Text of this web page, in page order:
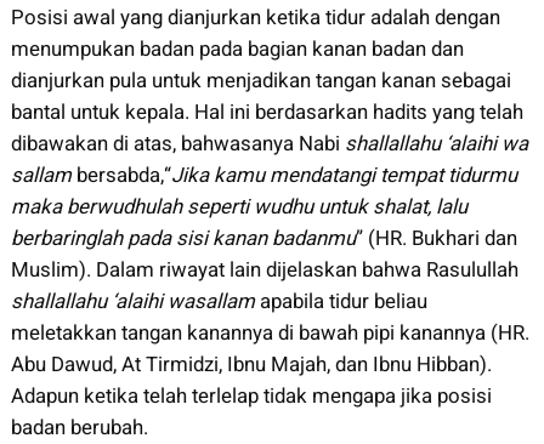
Posisi awal yang dianjurkan ketika tidur adalah dengan
menumpukan badan pada bagian kanan badan dan
dianjurkan pula untuk menjadikan tangan kanan sebagai
bantal untuk kepala. Hal ini berdasarkan hadits yang telah
dibawakan di atas, bahwasanya Nabi shallallahu ‘alaihi wa
sallambersabda,“Jika kamu mendatangi tempat tidurmu
maka berwudhulah seperti wudhu untuk shalat, lalu
berbaringlah pada sisi kanan badanmu” (HR. Bukhari dan
Muslim). Dalam riwayat lain dijelaskan bahwa Rasulullah
shallallahu ‘alaihi wasallamapabila tidur beliau
meletakkan tangan kanannya di bawah pipi kanannya (HR.
Abu Dawud, At Tirmidzi, Ibnu Majah, dan Ibnu Hibban).
Adapun ketika telah terlelap tidak mengapa jika posisi
badan berubah.